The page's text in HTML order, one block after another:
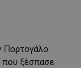
Πορτογάλο
που ξέσπασε